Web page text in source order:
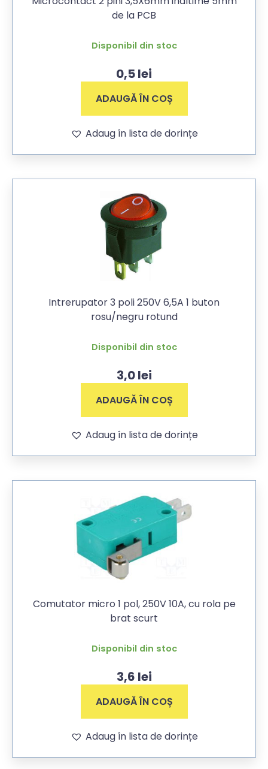
de la PCB
Disponibil din stoc
0,5lei
ADAUGĂ ÎN COȘ
Adaug în lista de dorințe
Intrerupator 3 poli 250V 6,5A 1 buton
rosu/negru rotund
Disponibil din stoc
3,0lei
ADAUGĂ ÎN COȘ
Adaug în lista de dorințe
Comutator micro 1 pol, 250V 10A, cu rola pe
brat scurt
Disponibil din stoc
3,6 lei
ADAUGĂ ÎN COȘ
Adaug în lista de dorințe